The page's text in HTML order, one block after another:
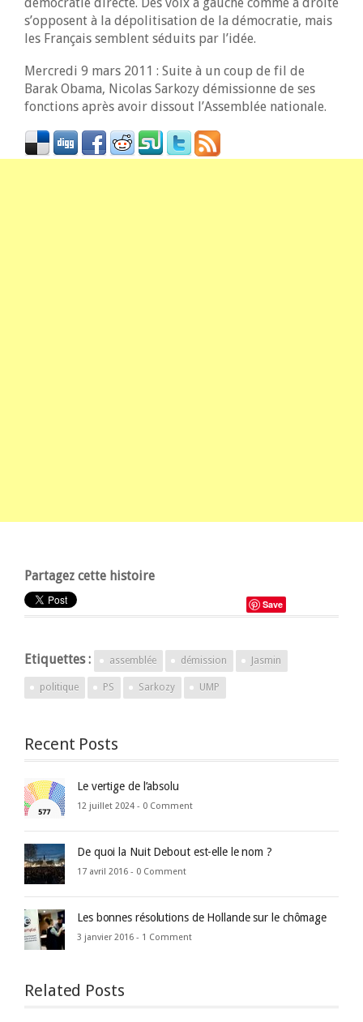
s’opposent à la dépolitisation de la démocratie, mais
les Français semblent séduits par l’idée.
Mercredi 9 mars 2011 : Suite à un coup de fil de
Barak Obama, Nicolas Sarkozy démissionne de ses
fonctions après avoir dissout l’Assemblée nationale.
Partagez cette histoire
Save
Etiquettes : assemblée démission Jasmin
politique PS Sarkozy UMP
Recent Posts
Le vertige de l’absolu
12 juillet 2024 - 0 Comment
De quoi la Nuit Debout est-elle le nom ?
17 avril 2016 - 0 Comment
Les bonnes résolutions de Hollande sur le chômage
3 janvier 2016 - 1 Comment
Related Posts